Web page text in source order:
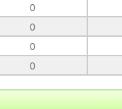
0
0
0
0